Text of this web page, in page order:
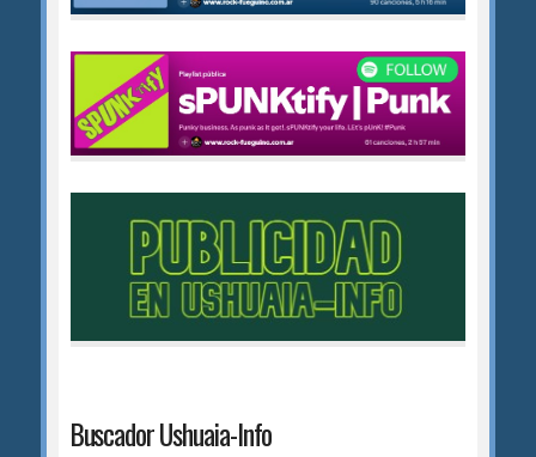
Buscador Ushuaia-Info